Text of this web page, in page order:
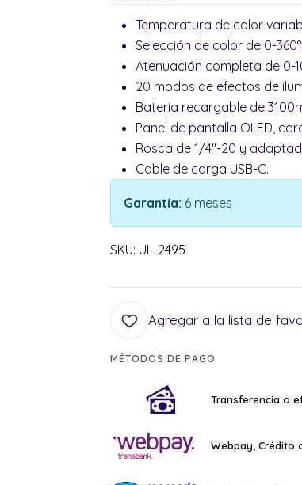
Temperatura de color
Selección de color de 0-360°.
Atenuación completa de 0-
20 modos de efectos de
Batería recargable de
Panel de pantalla OLED,
Rosca de 1/4"-20 y
Cable de carga USB-C.
Garantía: 6 meses
SKU: UL-2495
Agregar a la lista de
MÉTODOS DE PAGO
Transferencia o
Webpay, Crédito